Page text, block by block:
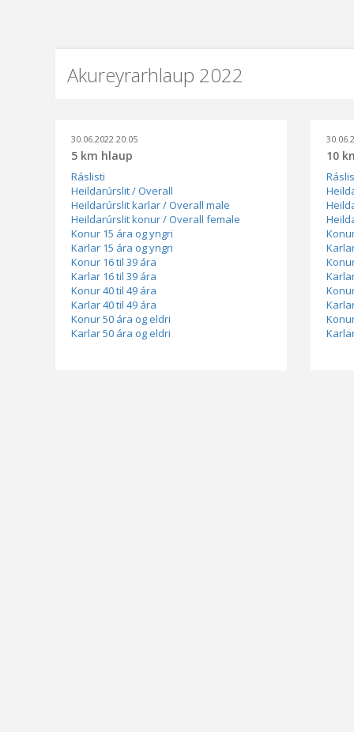
Akureyrarhlaup 2022
30.06.2022 20:05
5 km hlaup
Ráslisti
Heildarúrslit / Overall
Heildarúrslit karlar / Overall male
Heildarúrslit konur / Overall female
Konur 15 ára og yngri
Karlar 15 ára og yngri
Konur 16 til 39 ára
Karlar 16 til 39 ára
Konur 40 til 49 ára
Karlar 40 til 49 ára
Konur 50 ára og eldri
Karlar 50 ára og eldri
10